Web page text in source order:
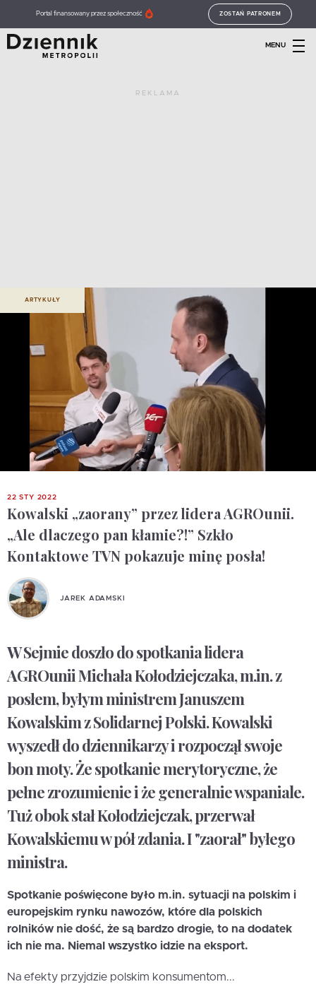
Portal finansowany przez społeczność ZOSTAŃ PATRONEM
MENU
REKLAMA
ARTYKUŁY
22 STY 2022
Kowalski „zaorany” przez lidera AGROunii.
„Ale dlaczego pan kłamie?!” Szkło
Kontaktowe TVN pokazuje minę posła!
JAREK ADAMSKI
W Sejmie doszło do spotkania lidera
AGROunii Michała Kołodziejczaka, m.in. z
posłem, byłym ministrem Januszem
Kowalskim z Solidarnej Polski. Kowalski
wyszedł do dziennikarzy i rozpoczął swoje
bon moty. Że spotkanie merytoryczne, że
pełne zrozumienie i że generalnie wspaniale.
Tuż obok stał Kołodziejczak, przerwał
Kowalskiemu w pół zdania. I "zaorał" byłego
ministra.
Spotkanie poświęcone było m.in. sytuacji na polskim i
europejskim rynku nawozów, które dla polskich
rolników nie dość, że są bardzo drogie, to na dodatek
ich nie ma. Niemal wszystko idzie na eksport.
Na efekty przyjdzie polskim konsumentom...